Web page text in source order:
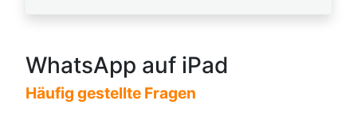
WhatsApp auf iPad
Häufig gestellte Fragen